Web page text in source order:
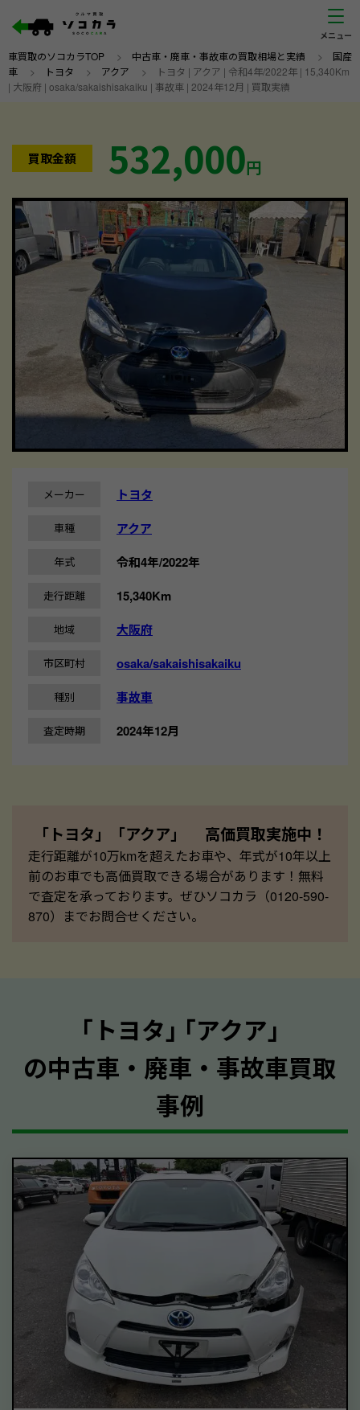
車買取のソコカラTOP > 中古車・廃車・事故車の買取相場と実績 > 国産
車 > トヨタ > アクア >
トヨタ | アクア | 令和4年/2022年 | 15,340Km
| 大阪府 | osaka/sakaishisakaiku | 事故車 | 2024年12月 | 買取実績
買取金額 532,000円
メーカー トヨタ
車種 アクア
年式 令和4年/2022年
走行距離 15,340Km
地域 大阪府
市区町村 osaka/sakaishisakaiku
種別 事故車
査定時期 2024年12月
「トヨタ」「アクア」 高価買取実施中！
走行距離が10万kmを超えたお車や、年式が10年以上
前のお車でも高価買取できる場合があります！無料
で査定を承っております。ぜひソコカラ（0120-590-
870）までお問合せください。
｢トヨタ｣ ｢アクア｣
の中古車・廃車・事故車買取
事例